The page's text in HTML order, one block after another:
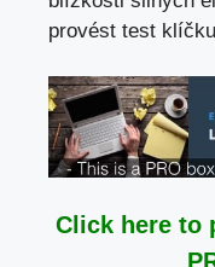
provést test
Click here to